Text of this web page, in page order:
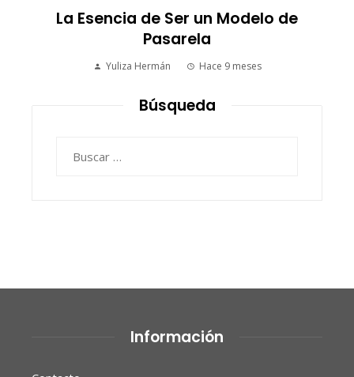
La Esencia de Ser un Modelo de
Pasarela
Yuliza Hermán Hace 9 meses
Búsqueda
Información